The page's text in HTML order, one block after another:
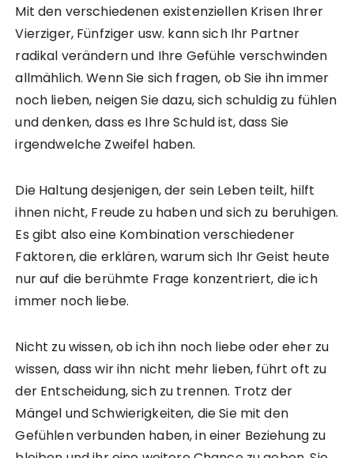
Mit den verschiedenen existenziellen Krisen Ihrer
Vierziger, Fünfziger usw. kann sich Ihr Partner
radikal verändern und Ihre Gefühle verschwinden
allmählich. Wenn Sie sich fragen, ob Sie ihn immer
noch lieben, neigen Sie dazu, sich schuldig zu fühlen
und denken, dass es Ihre Schuld ist, dass Sie
irgendwelche Zweifel haben.
Die Haltung desjenigen, der sein Leben teilt, hilft
ihnen nicht, Freude zu haben und sich zu beruhigen.
Es gibt also eine Kombination verschiedener
Faktoren, die erklären, warum sich Ihr Geist heute
nur auf die berühmte Frage konzentriert, die ich
immer noch liebe.
Nicht zu wissen, ob ich ihn noch liebe oder eher zu
wissen, dass wir ihn nicht mehr lieben, führt oft zu
der Entscheidung, sich zu trennen. Trotz der
Mängel und Schwierigkeiten, die Sie mit den
Gefühlen verbunden haben, in einer Beziehung zu